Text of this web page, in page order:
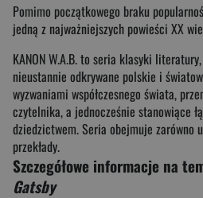
Pomimo początkowego braku
jedną z najważniejszych powieści XX
KANON W.A.B. to seria klasyki
nieustannie odkrywane polskie i
wyzwaniami współczesnego świata,
czytelnika, a jednocześnie stanowiące
dziedzictwem. Seria obejmuje zarówno
przekłady.
Szczegółowe informacje na
Gatsby